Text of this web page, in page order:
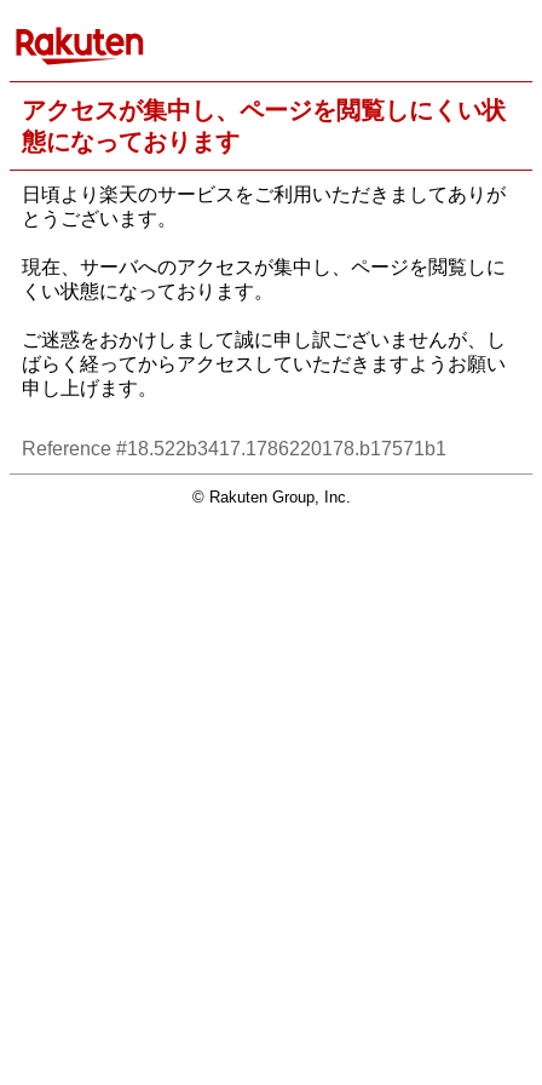
アクセスが集中し、ページを閲覧しにくい状
態になっております
日頃より楽天のサービスをご利用いただきましてありが
とうございます。
現在、サーバへのアクセスが集中し、ページを閲覧しに
くい状態になっております。
ご迷惑をおかけしまして誠に申し訳ございませんが、し
ばらく経ってからアクセスしていただきますようお願い
申し上げます。
Reference #18.522b3417.1786220178.b17571b1
© Rakuten Group, Inc.